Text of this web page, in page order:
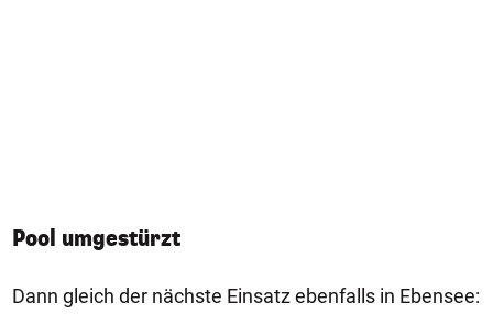
Pool umgestürzt
Dann gleich der nächste Einsatz ebenfalls in Ebensee: